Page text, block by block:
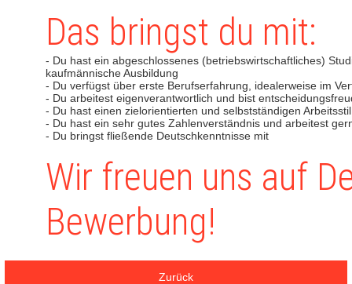
Das bringst du mit:
- Du hast ein abgeschlossenes (betriebswirtschaftliches)
kaufmännische Ausbildung
- Du verfügst über erste Berufserfahrung, idealerweise im
- Du arbeitest eigenverantwortlich und bist
- Du hast einen zielorientierten und selbstständigen Arbeitsstil
- Du hast ein sehr gutes Zahlenverständnis und arbeitest
- Du bringst fließende Deutschkenntnisse mit
Wir freuen uns auf
Bewerbung!
Zurück